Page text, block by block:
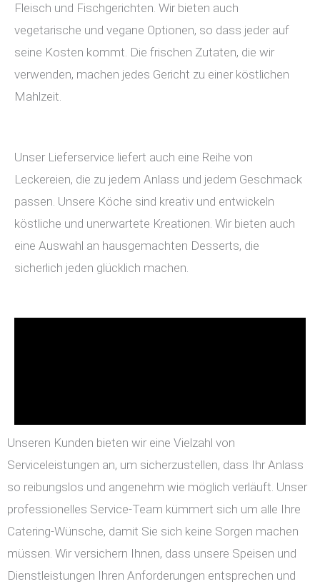
Fleisch und Fischgerichten. Wir bieten auch
vegetarische und vegane Optionen, so dass jeder auf
seine Kosten kommt. Die frischen Zutaten, die wir
verwenden, machen jedes Gericht zu einer köstlichen
Mahlzeit.
Unser Lieferservice liefert auch eine Reihe von
Leckereien, die zu jedem Anlass und jedem Geschmack
passen. Unsere Köche sind kreativ und entwickeln
köstliche und unerwartete Kreationen. Wir bieten auch
eine Auswahl an hausgemachten Desserts, die
sicherlich jeden glücklich machen.
Unseren Kunden bieten wir eine Vielzahl von
Serviceleistungen an, um sicherzustellen, dass Ihr Anlass
so reibungslos und angenehm wie möglich verläuft. Unser
professionelles Service-Team kümmert sich um alle Ihre
Catering-Wünsche, damit Sie sich keine Sorgen machen
müssen. Wir versichern Ihnen, dass unsere Speisen und
Dienstleistungen Ihren Anforderungen entsprechen und